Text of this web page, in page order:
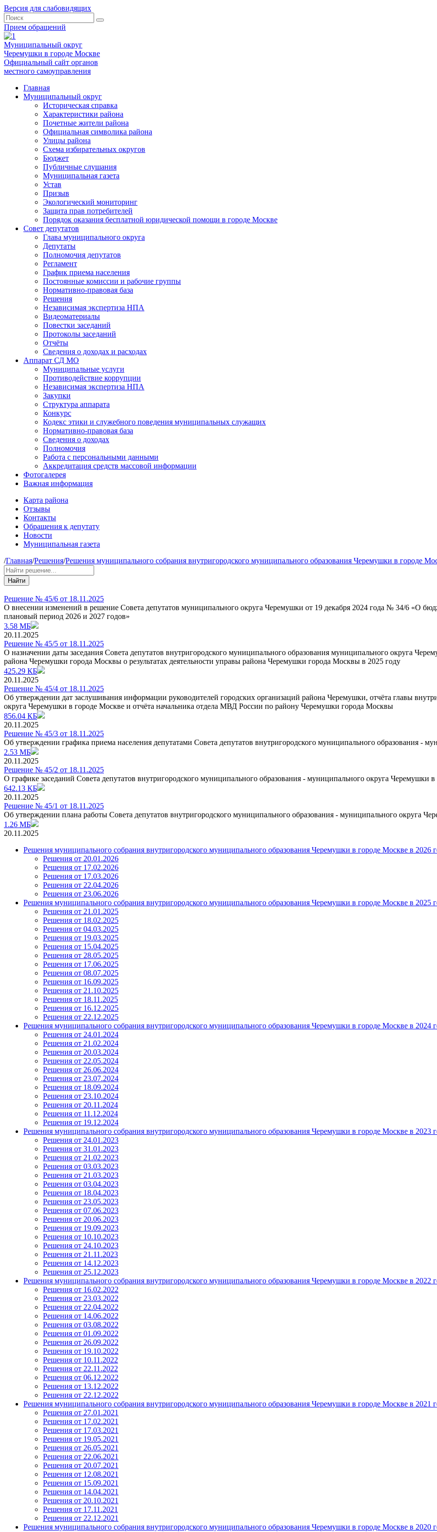
Версия для слабовидящих
Прием обращений
Муниципальный округ
Черемушки в городе Москве
Официальный сайт органов
местного самоуправления
Главная
Муниципальный округ
Историческая справка
Характеристики района
Почетные жители района
Официальная символика района
Улицы района
Схема избирательных округов
Бюджет
Публичные слушания
Муниципальная газета
Устав
Призыв
Экологический мониторинг
Защита прав потребителей
Порядок оказания бесплатной юридической помощи в городе Москве
Совет депутатов
Глава муниципального округа
Депутаты
Полномочия депутатов
Регламент
График приема населения
Постоянные комиссии и рабочие группы
Нормативно-правовая база
Решения
Независимая экспертиза НПА
Видеоматериалы
Повестки заседаний
Протоколы заседаний
Отчёты
Сведения о доходах и расходах
Аппарат СД МО
Муниципальные услуги
Противодействие коррупции
Независимая экспертиза НПА
Закупки
Структура аппарата
Конкурс
Кодекс этики и служебного поведения муниципальных служащих
Нормативно-правовая база
Сведения о доходах
Полномочия
Работа с персональными данными
Аккредитация средств массовой информации
Фотогалерея
Важная информация
Карта района
Отзывы
Контакты
Обращения к депутату
Новости
Муниципальная газета
/Главная/Решения/Решения муниципального собрания внутригородского муниципального образования Черемушки в городе
Найти
Решение № 45/6 от 18.11.2025
О внесении изменений в решение Совета депутатов муниципального округа Черемушки от 19 декабря 2024 года № 34/6 «О
плановый период 2026 и 2027 годов»
3.58 МБ
20.11.2025
Решение № 45/5 от 18.11.2025
O назначении даты заседания Совета депутатов внутригородского муниципального образования муниципального округа
района Черемушки города Москвы о результатах деятельности управы района Черемушки города Москвы в 2025 году
425.29 КБ
20.11.2025
Решение № 45/4 от 18.11.2025
Об утверждении дат заслушивания информации руководителей городских организаций района Черемушки, отчёта главы
округа Черемушки в городе Москве и отчёта начальника отдела МВД России по району Черемушки города Москвы
856.04 КБ
20.11.2025
Решение № 45/3 от 18.11.2025
Об утверждении графика приема населения депутатами Совета депутатов внутригородского муниципального образования -
2.53 МБ
20.11.2025
Решение № 45/2 от 18.11.2025
О графике заседаний Совета депутатов внутригородского муниципального образования - муниципального округа Черемушки
642.13 КБ
20.11.2025
Решение № 45/1 от 18.11.2025
Об утверждении плана работы Совета депутатов внутригородского муниципального образования - муниципального округа
1.26 МБ
20.11.2025
Решения муниципального собрания внутригородского муниципального образования Черемушки в городе Москве в 2026
Решения от 20.01.2026
Решения от 17.02.2026
Решения от 17.03.2026
Решения от 22.04.2026
Решения от 23.06.2026
Решения муниципального собрания внутригородского муниципального образования Черемушки в городе Москве в 2025
Решения от 21.01.2025
Решения от 18.02.2025
Решения от 04.03.2025
Решения от 19.03.2025
Решения от 15.04.2025
Решения от 28.05.2025
Решения от 17.06.2025
Решения от 08.07.2025
Решения от 16.09.2025
Решения от 21.10.2025
Решения от 18.11.2025
Решения от 16.12.2025
Решения от 22.12.2025
Решения муниципального собрания внутригородского муниципального образования Черемушки в городе Москве в 2024
Решения от 24.01.2024
Решения от 21.02.2024
Решения от 20.03.2024
Решения от 22.05.2024
Решения от 26.06.2024
Решения от 23.07.2024
Решения от 18.09.2024
Решения от 23.10.2024
Решения от 20.11.2024
Решения от 11.12.2024
Решения от 19.12.2024
Решения муниципального собрания внутригородского муниципального образования Черемушки в городе Москве в 2023
Решения от 24.01.2023
Решения от 31.01.2023
Решения от 21.02.2023
Решения от 03.03.2023
Решения от 21.03.2023
Решения от 03.04.2023
Решения от 18.04.2023
Решения от 23.05.2023
Решения от 07.06.2023
Решения от 20.06.2023
Решения от 19.09.2023
Решения от 10.10.2023
Решения от 24.10.2023
Решения от 21.11.2023
Решения от 14.12.2023
Решения от 25.12.2023
Решения муниципального собрания внутригородского муниципального образования Черемушки в городе Москве в 2022
Решения от 16.02.2022
Решения от 23.03.2022
Решения от 22.04.2022
Решения от 14.06.2022
Решения от 03.08.2022
Решения от 01.09.2022
Решения от 26.09.2022
Решения от 19.10.2022
Решения от 10.11.2022
Решения от 22.11.2022
Решения от 06.12.2022
Решения от 13.12.2022
Решения от 22.12.2022
Решения муниципального собрания внутригородского муниципального образования Черемушки в городе Москве в 2021
Решения от 27.01.2021
Решения от 17.02.2021
Решения от 17.03.2021
Решения от 19.05.2021
Решения от 26.05.2021
Решения от 22.06.2021
Решения от 20.07.2021
Решения от 12.08.2021
Решения от 15.09.2021
Решения от 14.04.2021
Решения от 20.10.2021
Решения от 17.11.2021
Решения от 22.12.2021
Решения муниципального собрания внутригородского муниципального образования Черемушки в городе Москве в 2020